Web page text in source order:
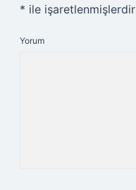
* ile işaretlenmişlerdir
Yorum